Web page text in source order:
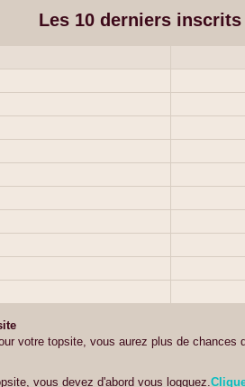
Les 10 derniers
votre topsite, vous aurez plus de
vous devez d'abord vous logguez.